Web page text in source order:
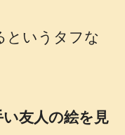
というタフな
友人の絵を見